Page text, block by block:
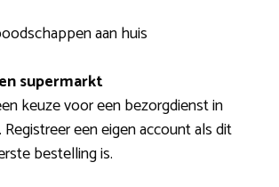
aan huis
supermarkt
keuze voor een bezorgdienst in
Registreer een eigen account als dit
bestelling is.